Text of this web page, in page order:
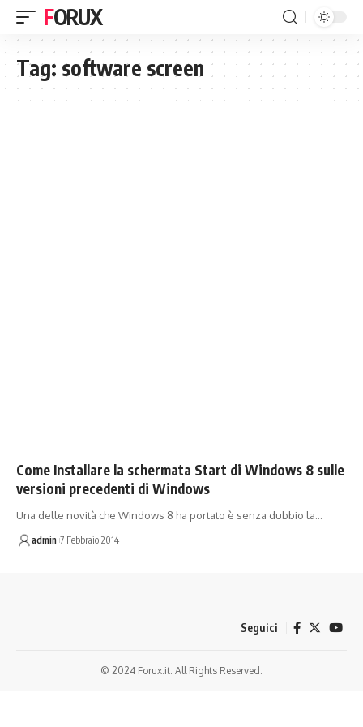
FORUX
Tag: software screen
Come Installare la schermata Start di Windows 8 sulle
versioni precedenti di Windows
Una delle novità che Windows 8 ha portato è senza dubbio la…
admin 7 Febbraio 2014
Seguici
© 2024 Forux.it. All Rights Reserved.